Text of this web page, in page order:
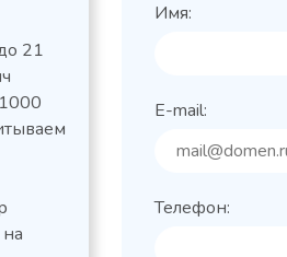
91
Холодильный
Polair ШХФ-0,2
Расход
21
Имя:
E-mail:
Телефон: